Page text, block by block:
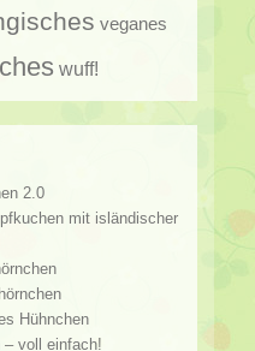
veganes
wuff!
2.0
mit isländischer
Hühnchen
– voll einfach!